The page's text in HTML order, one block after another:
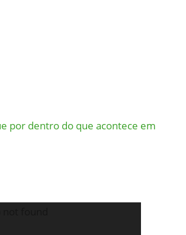
por dentro do que acontece em